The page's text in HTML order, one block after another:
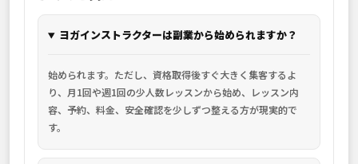
ヨガインストラクターは副業から始められますか？
始められます。ただし、資格取得後すぐ大きく集客するよ
り、月1回や週1回の少人数レッスンから始め、レッスン内
容、予約、料金、安全確認を少しずつ整える方が現実的で
す。